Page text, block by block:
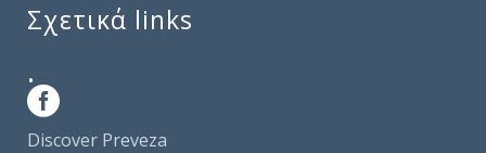
Σχετικά links
.
Discover Preveza